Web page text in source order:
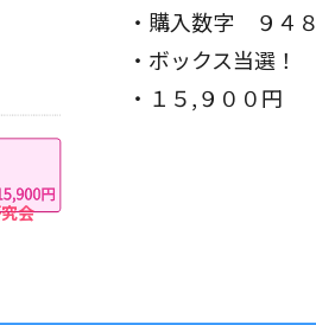
・購入数字 ９４８
・ボックス当選！
・１５,９００円